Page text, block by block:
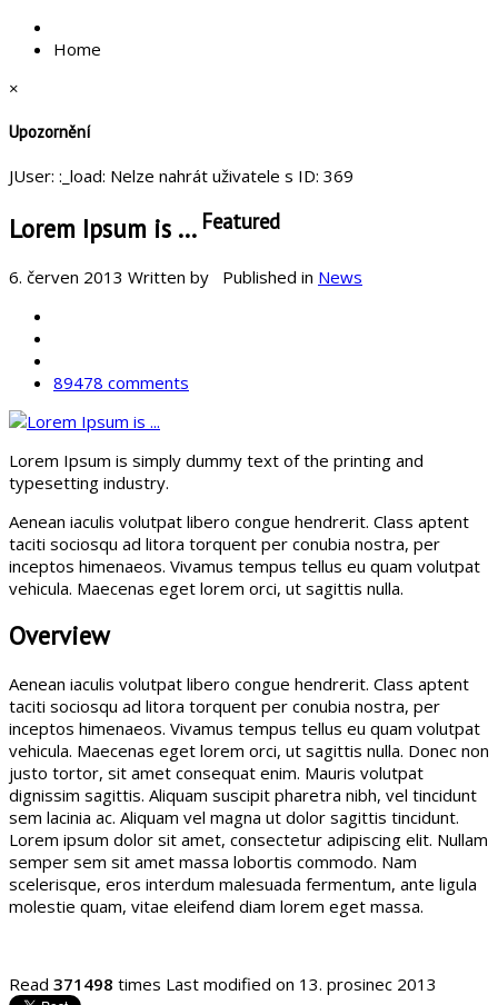
Home
×
Upozornění
JUser: :_load: Nelze nahrát uživatele s ID: 369
Lorem Ipsum is ... Featured
6. červen 2013 Written by Published in News
89478 comments
Lorem Ipsum is simply dummy text of the printing and
typesetting industry.
Aenean iaculis volutpat libero congue hendrerit. Class aptent
taciti sociosqu ad litora torquent per conubia nostra, per
inceptos himenaeos. Vivamus tempus tellus eu quam volutpat
vehicula. Maecenas eget lorem orci, ut sagittis nulla.
Overview
Aenean iaculis volutpat libero congue hendrerit. Class aptent
taciti sociosqu ad litora torquent per conubia nostra, per
inceptos himenaeos. Vivamus tempus tellus eu quam volutpat
vehicula. Maecenas eget lorem orci, ut sagittis nulla. Donec non
justo tortor, sit amet consequat enim. Mauris volutpat
dignissim sagittis. Aliquam suscipit pharetra nibh, vel tincidunt
sem lacinia ac. Aliquam vel magna ut dolor sagittis tincidunt.
Lorem ipsum dolor sit amet, consectetur adipiscing elit. Nullam
semper sem sit amet massa lobortis commodo. Nam
scelerisque, eros interdum malesuada fermentum, ante ligula
molestie quam, vitae eleifend diam lorem eget massa.
Read 371498 times Last modified on 13. prosinec 2013